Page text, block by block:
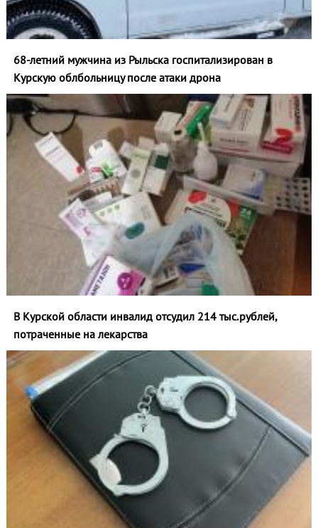
68-летний мужчина из Рыльска госпитализирован в
Курскую облбольницу после атаки дрона
В Курской области инвалид отсудил 214 тыс.рублей,
потраченные на лекарства